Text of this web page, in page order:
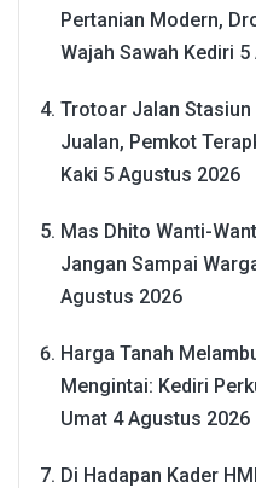
Pertanian Modern,
Wajah Sawah Kediri 5
Trotoar Jalan
Jualan, Pemkot
Kaki 5 Agustus 2026
Mas Dhito Wanti-
Jangan Sampai
Agustus 2026
Harga Tanah
Mengintai: Kediri
Umat 4 Agustus 2026
Di Hadapan Kader